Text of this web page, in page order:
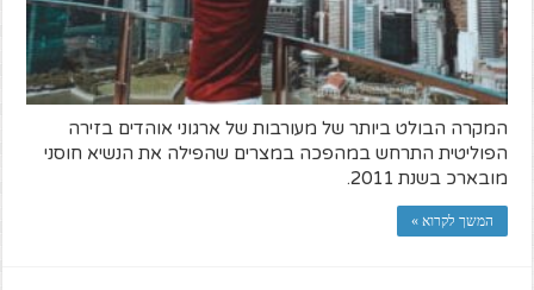
המקרה הבולט ביותר של מעורבות של ארגוני אוהדים בזירה
הפוליטית התרחש במהפכה במצרים שהפילה את הנשיא חוסני
מובארכ בשנת 2011.
המשך לקרוא »